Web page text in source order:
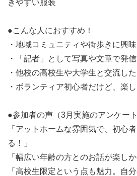
きやすい服装
●こんな人におすすめ！
・地域コミュニティや街歩きに興
・「記者」として写真や文章で発
・他校の高校生や大学生と交流し
・ボランティア初心者だけど、楽
●参加者の声（3月実施のアンケート
「アットホームな雰囲気で、初心
る！」
「幅広い年齢の方とのお話が楽しか
「高校生限定という点も魅力。自